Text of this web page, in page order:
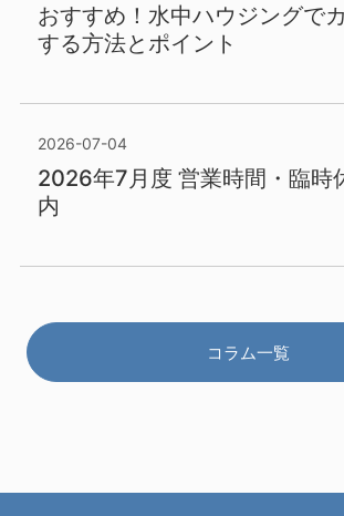
おすすめ！水中ハウジングで
する方法とポイント
2026-07-04
2026年7月度 営業時間・臨時
内
コラム一覧